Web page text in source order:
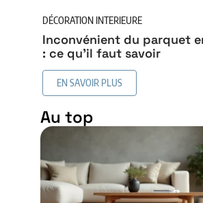
DÉCORATION INTERIEURE
Inconvénient du parquet
: ce qu’il faut savoir
EN SAVOIR PLUS
Au top